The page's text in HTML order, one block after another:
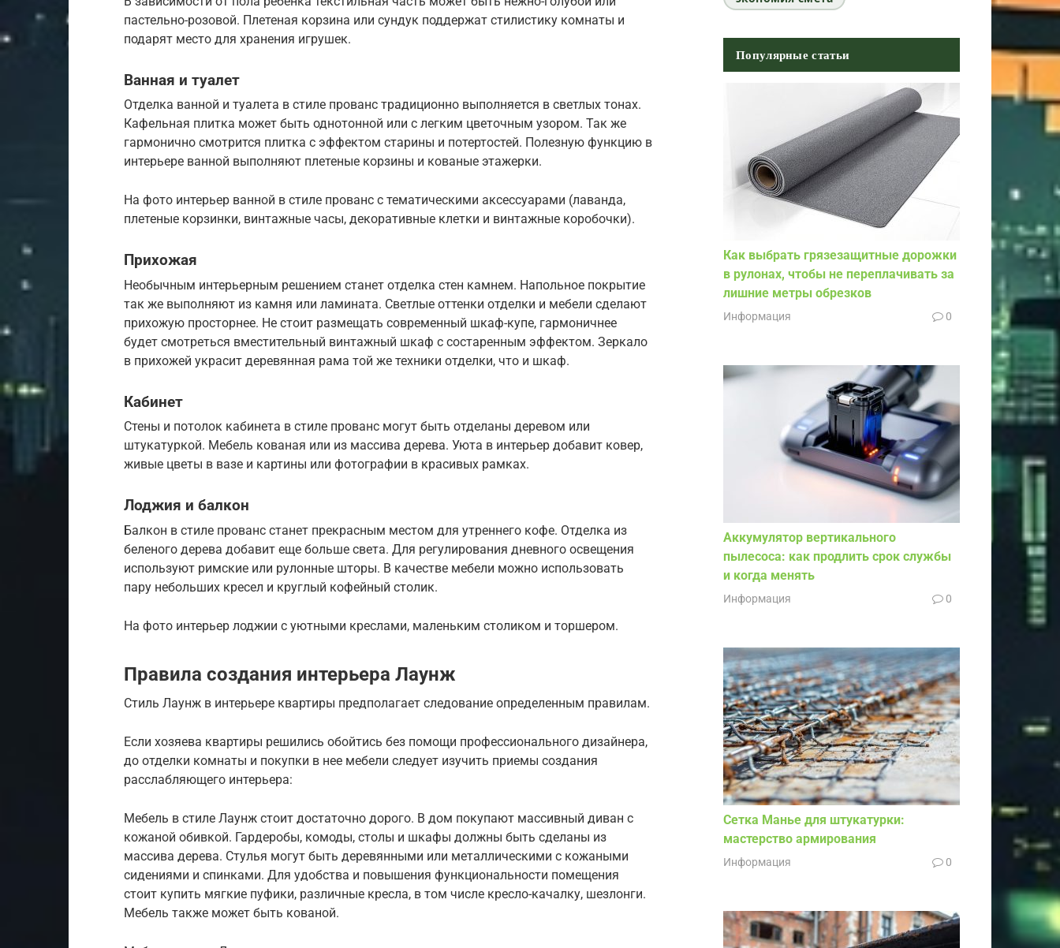
пастельно-розовой. Плетеная корзина или сундук поддержат стилистику комнаты и
подарят место для хранения игрушек.
Ванная и туалет
Отделка ванной и туалета в стиле прованс традиционно выполняется в светлых тонах.
Кафельная плитка может быть однотонной или с легким цветочным узором. Так же
гармонично смотрится плитка с эффектом старины и потертостей. Полезную функцию в
интерьере ванной выполняют плетеные корзины и кованые этажерки.
На фото интерьер ванной в стиле прованс с тематическими аксессуарами (лаванда,
плетеные корзинки, винтажные часы, декоративные клетки и винтажные коробочки).
Прихожая
Необычным интерьерным решением станет отделка стен камнем. Напольное покрытие
так же выполняют из камня или ламината. Светлые оттенки отделки и мебели сделают
прихожую просторнее. Не стоит размещать современный шкаф-купе, гармоничнее
будет смотреться вместительный винтажный шкаф с состаренным эффектом. Зеркало
в прихожей украсит деревянная рама той же техники отделки, что и шкаф.
Кабинет
Стены и потолок кабинета в стиле прованс могут быть отделаны деревом или
штукатуркой. Мебель кованая или из массива дерева. Уюта в интерьер добавит ковер,
живые цветы в вазе и картины или фотографии в красивых рамках.
Лоджия и балкон
Балкон в стиле прованс станет прекрасным местом для утреннего кофе. Отделка из
беленого дерева добавит еще больше света. Для регулирования дневного освещения
используют римские или рулонные шторы. В качестве мебели можно использовать
пару небольших кресел и круглый кофейный столик.
На фото интерьер лоджии с уютными креслами, маленьким столиком и торшером.
Правила создания интерьера Лаунж
Стиль Лаунж в интерьере квартиры предполагает следование определенным правилам.
Если хозяева квартиры решились обойтись без помощи профессионального дизайнера,
до отделки комнаты и покупки в нее мебели следует изучить приемы создания
расслабляющего интерьера:
Мебель в стиле Лаунж стоит достаточно дорого. В дом покупают массивный диван с
кожаной обивкой. Гардеробы, комоды, столы и шкафы должны быть сделаны из
массива дерева. Стулья могут быть деревянными или металлическими с кожаными
сидениями и спинками. Для удобства и повышения функциональности помещения
стоит купить мягкие пуфики, различные кресла, в том числе кресло-качалку, шезлонги.
Мебель также может быть кованой.
Популярные статьи
Как выбрать грязезащитные дорожки
в рулонах, чтобы не переплачивать за
лишние метры обрезков
Информация 0
Аккумулятор вертикального
пылесоса: как продлить срок службы
и когда менять
Информация 0
Сетка Манье для штукатурки:
мастерство армирования
Информация 0